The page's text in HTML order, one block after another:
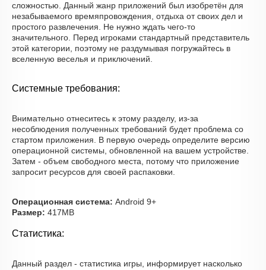
сложностью. Данный жанр приложений был изобретён для
незабываемого времяпровождения, отдыха от своих дел и
простого развлечения. Не нужно ждать чего-то
значительного. Перед игроками стандартный представитель
этой категории, поэтому не раздумывая погружайтесь в
вселенную веселья и приключений.
Системные требования:
Внимательно отнеситесь к этому разделу, из-за
несоблюдения полученных требований будет проблема со
стартом приложения. В первую очередь определите версию
операционной системы, обновленной на вашем устройстве.
Затем - объем свободного места, потому что приложение
запросит ресурсов для своей распаковки.
Операционная система: Android 9+
Размер: 417MB
Статистика:
Данный раздел - статистика игры, информирует насколько